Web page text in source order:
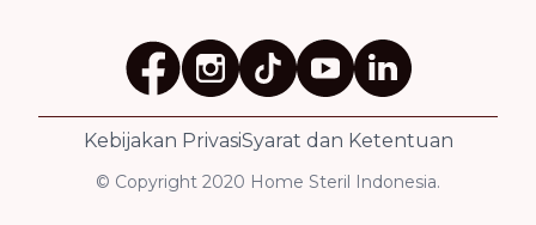
Kebijakan PrivasiSyarat dan Ketentuan
© Copyright 2020 Home Steril Indonesia.